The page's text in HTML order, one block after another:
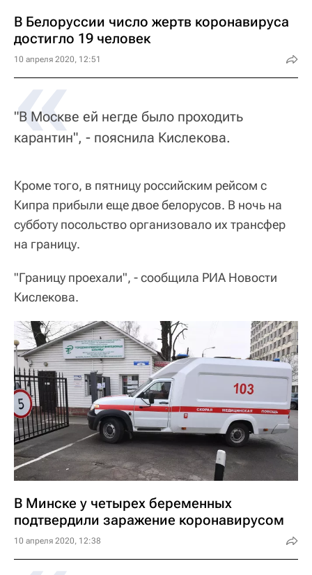
В Белоруссии число жертв коронавируса
достигло 19 человек
10 апреля 2020, 12:51
«
"В Москве ей негде было проходить
карантин", - пояснила Кислекова.
Кроме того, в пятницу российским рейсом с
Кипра прибыли еще двое белорусов. В ночь на
субботу посольство организовало их трансфер
на границу.
"Границу проехали", - сообщила РИА Новости
Кислекова.
В Минске у четырех беременных
подтвердили заражение коронавирусом
10 апреля 2020, 12:38